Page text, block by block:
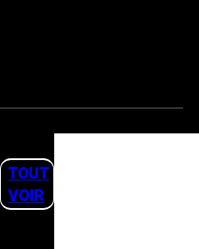
TOUT
VOIR